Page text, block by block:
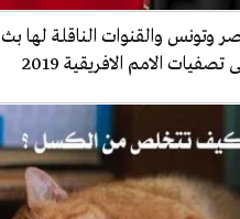
وتونس والقنوات الناقلة لها بث
الامم الافريقية 2019